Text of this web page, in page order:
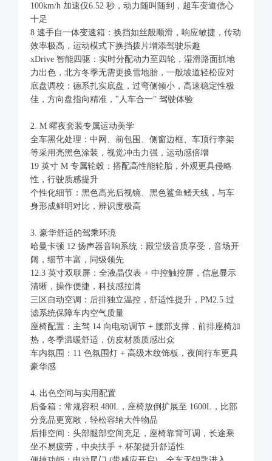
100km/h 加速仅6.52 秒，动力随叫随到，超车变道信心
十足
8 速手自一体变速箱：换挡如丝般顺滑，响应敏捷，传动
效率极高，运动模式下换挡拨片增添驾驶乐趣
xDrive 智能四驱：实时分配动力至四轮，湿滑路面抓地
力出色，北方冬季无需更换雪地胎，一般坡道轻松应对
底盘调校：德系扎实底盘，过弯侧倾小，高速稳定性极
佳，方向盘指向精准，"人车合一" 驾驶体验
2. M 曜夜套装专属运动美学
全车黑化处理：中网、前包围、侧窗边框、车顶行李架
等采用亮黑色涂装，视觉冲击力强，运动感倍增
19 英寸 M 专属轮毂：搭配高性能轮胎，外观更具侵略
性，行驶质感提升
个性化细节：黑色高光后视镜、黑色鲨鱼鳍天线，与车
身形成鲜明对比，辨识度极高
3. 豪华舒适的驾乘环境
哈曼卡顿 12 扬声器音响系统：殿堂级音质享受，音场开
阔，细节丰富，同级领先
12.3 英寸双联屏：全液晶仪表 + 中控触控屏，信息显示
清晰，操作便捷，科技感拉满
三区自动空调：后排独立温控，舒适性提升，PM2.5 过
滤系统保障车内空气质量
座椅配置：主驾 14 向电动调节 + 腰部支撑，前排座椅加
热，冬季温暖舒适，仿皮材质质感出众
车内氛围：11 色氛围灯 + 高级木纹饰板，夜间行车更具
豪华感
4. 出色空间与实用配置
后备箱：常规容积 480L，座椅放倒扩展至 1600L，比部
分竞品更宽敞，轻松容纳大件物品
后排空间：头部腿部空间充足，座椅靠背可调，长途乘
坐不易疲劳，中央扶手 + 杯架提升舒适性